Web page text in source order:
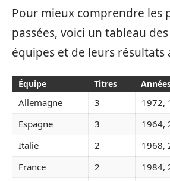
Pour mieux comprendre les
passées, voici un tableau
équipes et de leurs résultats
Équipe Titres
Allemagne 3
1972,
Espagne
3
1964,
Italie
2
1968,
France
2 1984,